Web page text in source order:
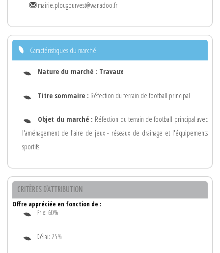
mairie.plougourvest@wanadoo.fr
Caractéristiques du marché
Nature du marché : Travaux
Titre sommaire : Réfection du terrain de football principal
Objet du marché : Réfection du terrain de football principal avec
l'aménagement de l'aire de jeux - réseaux de drainage et l'équipements
sportifs
CRITÈRES D'ATTRIBUTION
Offre appréciée en fonction de :
Prix: 60%
Délai: 25%